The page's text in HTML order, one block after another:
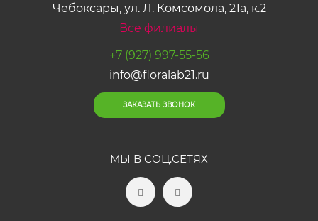
Чебоксары, ул. Л. Комсомола, 21а, к.2
Все филиалы
+7 (927) 997-55-56
info@floralab21.ru
ЗАКАЗАТЬ ЗВОНОК
МЫ В СОЦ.СЕТЯХ